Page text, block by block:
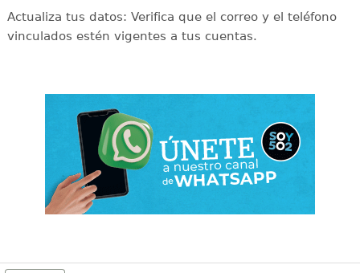
Actualiza tus datos: Verifica que el correo y el teléfono
vinculados estén vigentes a tus cuentas.